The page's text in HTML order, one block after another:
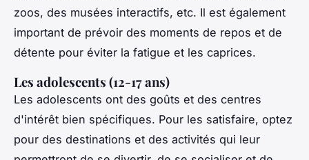
zoos, des musées interactifs, etc. Il est également
important de prévoir des moments de repos et de
détente pour éviter la fatigue et les caprices.
Les adolescents (12-17 ans)
Les adolescents ont des goûts et des centres
d'intérêt bien spécifiques. Pour les satisfaire, optez
pour des destinations et des activités qui leur